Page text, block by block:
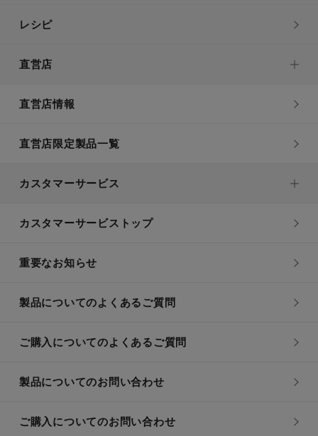
レシピ
直営店
直営店情報
直営店限定製品一覧
カスタマーサービス
カスタマーサービストップ
重要なお知らせ
製品についてのよくあるご質問
ご購入についてのよくあるご質問
製品についてのお問い合わせ
ご購入についてのお問い合わせ